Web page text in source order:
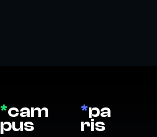
*cam
pus
*pa
ris